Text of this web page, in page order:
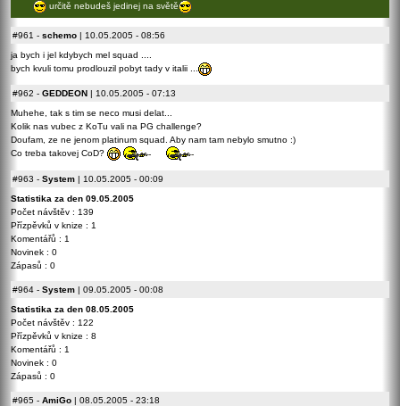
určitě nebudeš jedinej na světě
#961 - schemo | 10.05.2005 - 08:56
ja bych i jel kdybych mel squad ....
bych kvuli tomu prodlouzil pobyt tady v italii ...
#962 - GEDDEON | 10.05.2005 - 07:13
Muhehe, tak s tim se neco musi delat...
Kolik nas vubec z KoTu vali na PG challenge?
Doufam, ze ne jenom platinum squad. Aby nam tam nebylo smutno :)
Co treba takovej CoD?
#963 - System | 10.05.2005 - 00:09
Statistika za den 09.05.2005
Počet návštěv : 139
Přízpěvků v knize : 1
Komentářů : 1
Novinek : 0
Zápasů : 0
#964 - System | 09.05.2005 - 00:08
Statistika za den 08.05.2005
Počet návštěv : 122
Přízpěvků v knize : 8
Komentářů : 1
Novinek : 0
Zápasů : 0
#965 - AmiGo | 08.05.2005 - 23:18